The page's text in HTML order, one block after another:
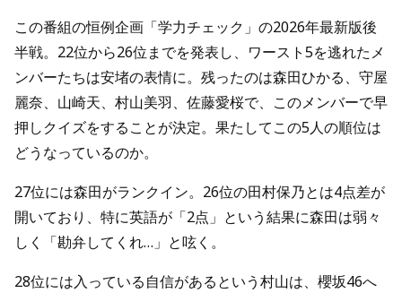
この番組の恒例企画「学力チェック」の2026年最新版後
半戦。22位から26位までを発表し、ワースト5を逃れたメ
ンバーたちは安堵の表情に。残ったのは森田ひかる、守屋
麗奈、山崎天、村山美羽、佐藤愛桜で、このメンバーで早
押しクイズをすることが決定。果たしてこの5人の順位は
どうなっているのか。
27位には森田がランクイン。26位の田村保乃とは4点差が
開いており、特に英語が「2点」という結果に森田は弱々
しく「勘弁してくれ…」と呟く。
28位には入っている自信があるという村山は、櫻坂46へ